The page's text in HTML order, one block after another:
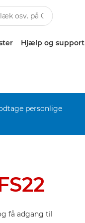
Hjælp og support
personlige
få adgang til